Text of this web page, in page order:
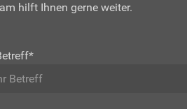
hilft Ihnen gerne weiter.
*